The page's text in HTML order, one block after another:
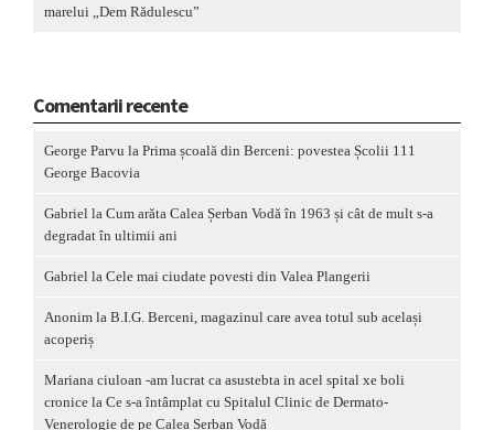
marelui „Dem Rădulescu”
Comentarii recente
George Parvu la Prima școală din Berceni: povestea Școlii 111
George Bacovia
Gabriel la Cum arăta Calea Șerban Vodă în 1963 și cât de mult s-a
degradat în ultimii ani
Gabriel la Cele mai ciudate povesti din Valea Plangerii
Anonim la B.I.G. Berceni, magazinul care avea totul sub același
acoperiș
Mariana ciuloan -am lucrat ca asustebta in acel spital xe boli
cronice la Ce s-a întâmplat cu Spitalul Clinic de Dermato-
Venerologie de pe Calea Șerban Vodă